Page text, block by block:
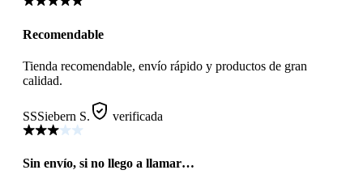
Recomendable
Tienda recomendable, envío rápido y productos de gran
calidad.
SSSiebern S. verificada
Sin envío, si no llego a llamar…